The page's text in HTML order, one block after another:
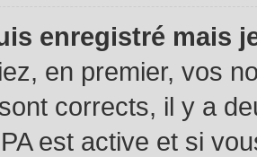
enregistré mais
en premier, vos
sont corrects, il y a
est active et si